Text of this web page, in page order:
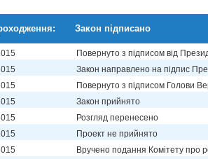
Закон підписано
Повернуто з підписом від
Закон направлено на підпис
Повернуто з підписом Голови
Закон прийнято
Розгляд перенесено
Проект не прийнято
Вручено подання Комітету про